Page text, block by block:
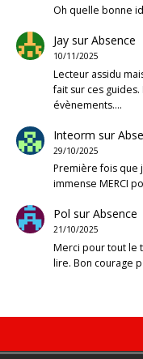
Oh quelle bonne
JaysurAbsence
10/11/2025
Lecteur assidu
fait sur ces
évènements.…
Inteorm sur
29/10/2025
Première fois que
immense MERCI
Pol surAbsence
21/10/2025
Merci pour tout le
lire. Bon courage